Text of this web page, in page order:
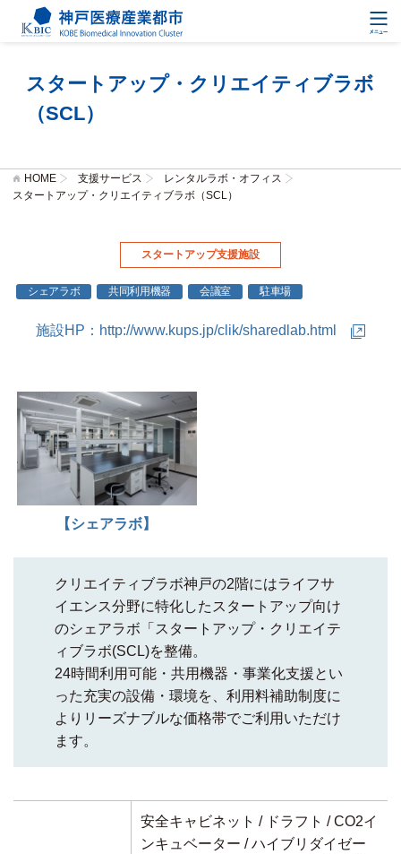
スタートアップ・クリエイティブラボ
（SCL）
HOME 支援サービス
レンタルラボ・オフィス
スタートアップ・クリエイティブラボ（SCL）
スタートアップ支援施設
シェアラボ 共同利用機器 会議室 駐車場
施設HP： http://www.kups.jp/clik/sharedlab.html
【シェアラボ】
クリエイティブラボ神戸の2階にはライフサ
イエンス分野に特化したスタートアップ向け
のシェアラボ「スタートアップ・クリエイテ
ィブラボ(SCL)を整備。
24時間利用可能・共用機器・事業化支援とい
った充実の設備・環境を、利用料補助制度に
よりリーズナブルな価格帯でご利用いただけ
ます。
安全キャビネット / ドラフト / CO2イ
ンキュベーター / ハイブリダイゼー